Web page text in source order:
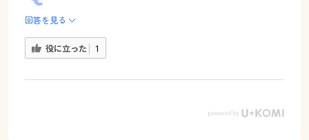
回答を見る
役に立った 1